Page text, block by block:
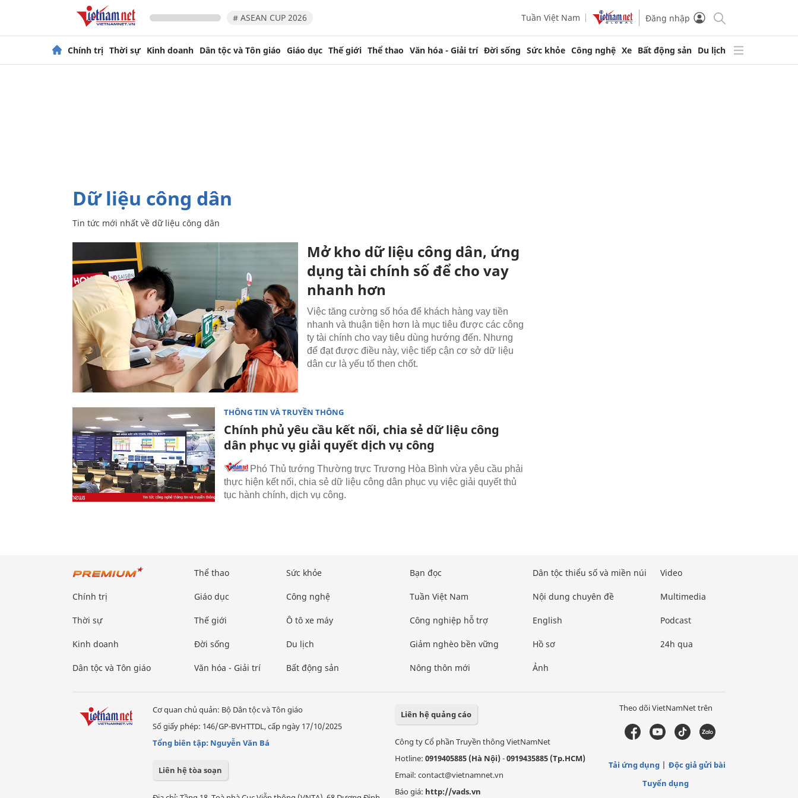
# ASEAN CUP 2026 Tuần Việt Nam Đăng nhập
Chính trị Thời sự Kinh doanh Dân tộc và Tôn giáo Giáo dục Thế giới Thể thao Văn hóa - Giải trí Đời sống Sức khỏe Công nghệ Xe Bất động sản Du lịch
dữ liệu công dân
Tin tức mới nhất về dữ liệu công dân
Mở kho dữ liệu công dân, ứng
dụng tài chính số để cho vay
nhanh hơn
Việc tăng cường số hóa để khách hàng vay tiền
nhanh và thuận tiện hơn là mục tiêu được các công
ty tài chính cho vay tiêu dùng hướng đến. Nhưng
để đạt được điều này, việc tiếp cận cơ sở dữ liệu
dân cư là yếu tố then chốt.
THÔNG TIN VÀ TRUYỀN THÔNG
Chính phủ yêu cầu kết nối, chia sẻ dữ liệu công
dân phục vụ giải quyết dịch vụ công
Phó Thủ tướng Thường trực Trương Hòa Bình vừa yêu cầu phải
thực hiện kết nối, chia sẻ dữ liệu công dân phục vụ việc giải quyết thủ
tục hành chính, dịch vụ công.
Chính trị
Thời sự
Kinh doanh
Dân tộc và Tôn giáo
Thể thao
Giáo dục
Thế giới
Đời sống
Văn hóa - Giải trí
Sức khỏe
Công nghệ
Ô tô xe máy
Du lịch
Bất động sản
Bạn đọc
Tuần Việt Nam
Công nghiệp hỗ trợ
Giảm nghèo bền vững
Nông thôn mới
Dân tộc thiểu số và miền núi
Nội dung chuyên đề
English
Hồ sơ
Ảnh
Video
Multimedia
Podcast
24h qua
Cơ quan chủ quản: Bộ Dân tộc và Tôn giáo
Số giấy phép: 146/GP-BVHTTDL, cấp ngày 17/10/2025
Tổng biên tập: Nguyễn Văn Bá
Liên hệ tòa soạn
Liên hệ quảng cáo
Công ty Cổ phần Truyền thông VietNamNet
Hotline: 0919405885 (Hà Nội)-0919435885 (Tp.HCM)
Email: contact@vietnamnet.vn
Báo giá: http://vads.vn
Theo dõi VietNamNet trên
Tải ứng dụng
Độc giả gửi bài
Tuyển dụng